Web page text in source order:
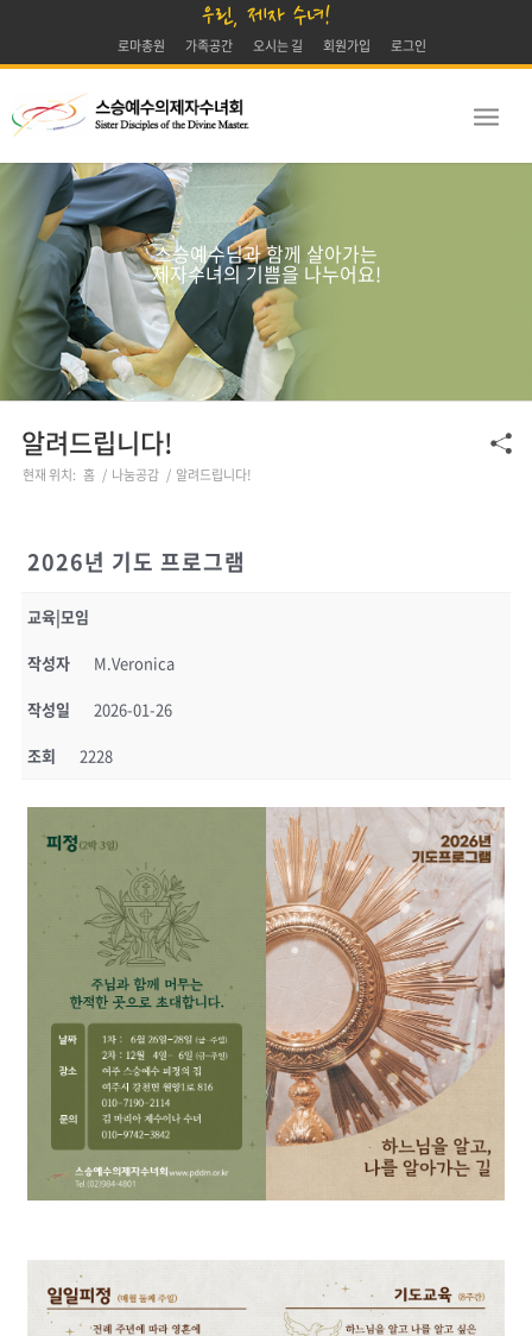
우린, 제자 수녀!
로마총원 가족공간 오시는 길 회원가입 로그인
알려드립니다!
현재 위치: 홈 / 나눔공감 / 알려드립니다!
스승예수님과 함께 살아가는
제자수녀의 기쁨을 나누어요!
2026년 기도 프로그램
교육|모임
작성자 M.Veronica
작성일 2026-01-26
조회 2228